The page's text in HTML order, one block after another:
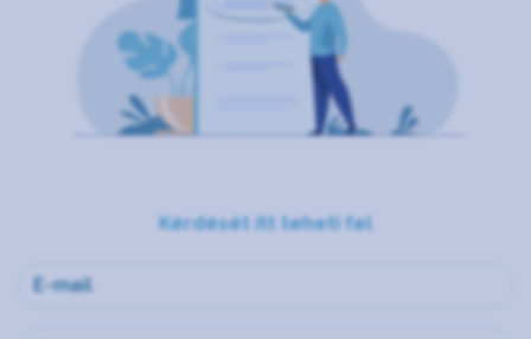
Kérdését itt teheti fel